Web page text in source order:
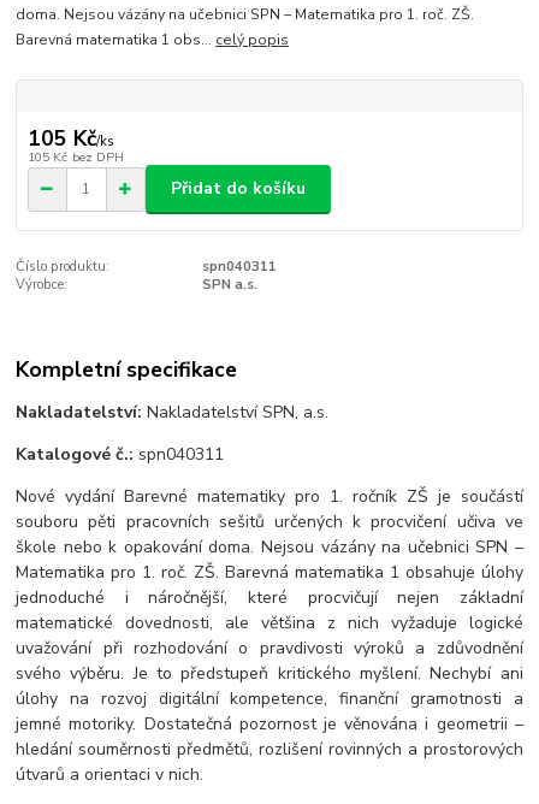
doma. Nejsou vázány na učebnici SPN – Matematika pro 1. roč. ZŠ.
Barevná matematika 1 obs... celý popis
105 Kč/ks
105 Kč bez DPH
Přidat do košíku
Číslo produktu:
spn040311
Výrobce:
SPN a.s.
Kompletní specifikace
Nakladatelství:Nakladatelství SPN, a.s.
Katalogové č.: spn040311
Nové vydání Barevné matematiky pro 1. ročník ZŠ je součástí
souboru pěti pracovních sešitů určených k procvičení učiva ve
škole nebo k opakování doma. Nejsou vázány na učebnici SPN –
Matematika pro 1. roč. ZŠ. Barevná matematika 1 obsahuje úlohy
jednoduché i náročnější, které procvičují nejen základní
matematické dovednosti, ale většina z nich vyžaduje logické
uvažování při rozhodování o pravdivosti výroků a zdůvodnění
svého výběru. Je to předstupeň kritického myšlení. Nechybí ani
úlohy na rozvoj digitální kompetence, finanční gramotnosti a
jemné motoriky. Dostatečná pozornost je věnována i geometrii –
hledání souměrnosti předmětů, rozlišení rovinných a prostorových
útvarů a orientaci v nich.